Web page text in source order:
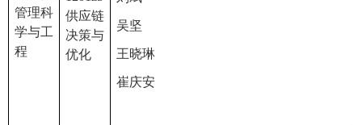
管理科
学与工
程
供应链
决策与
优化
吴坚
王晓琳
崔庆安